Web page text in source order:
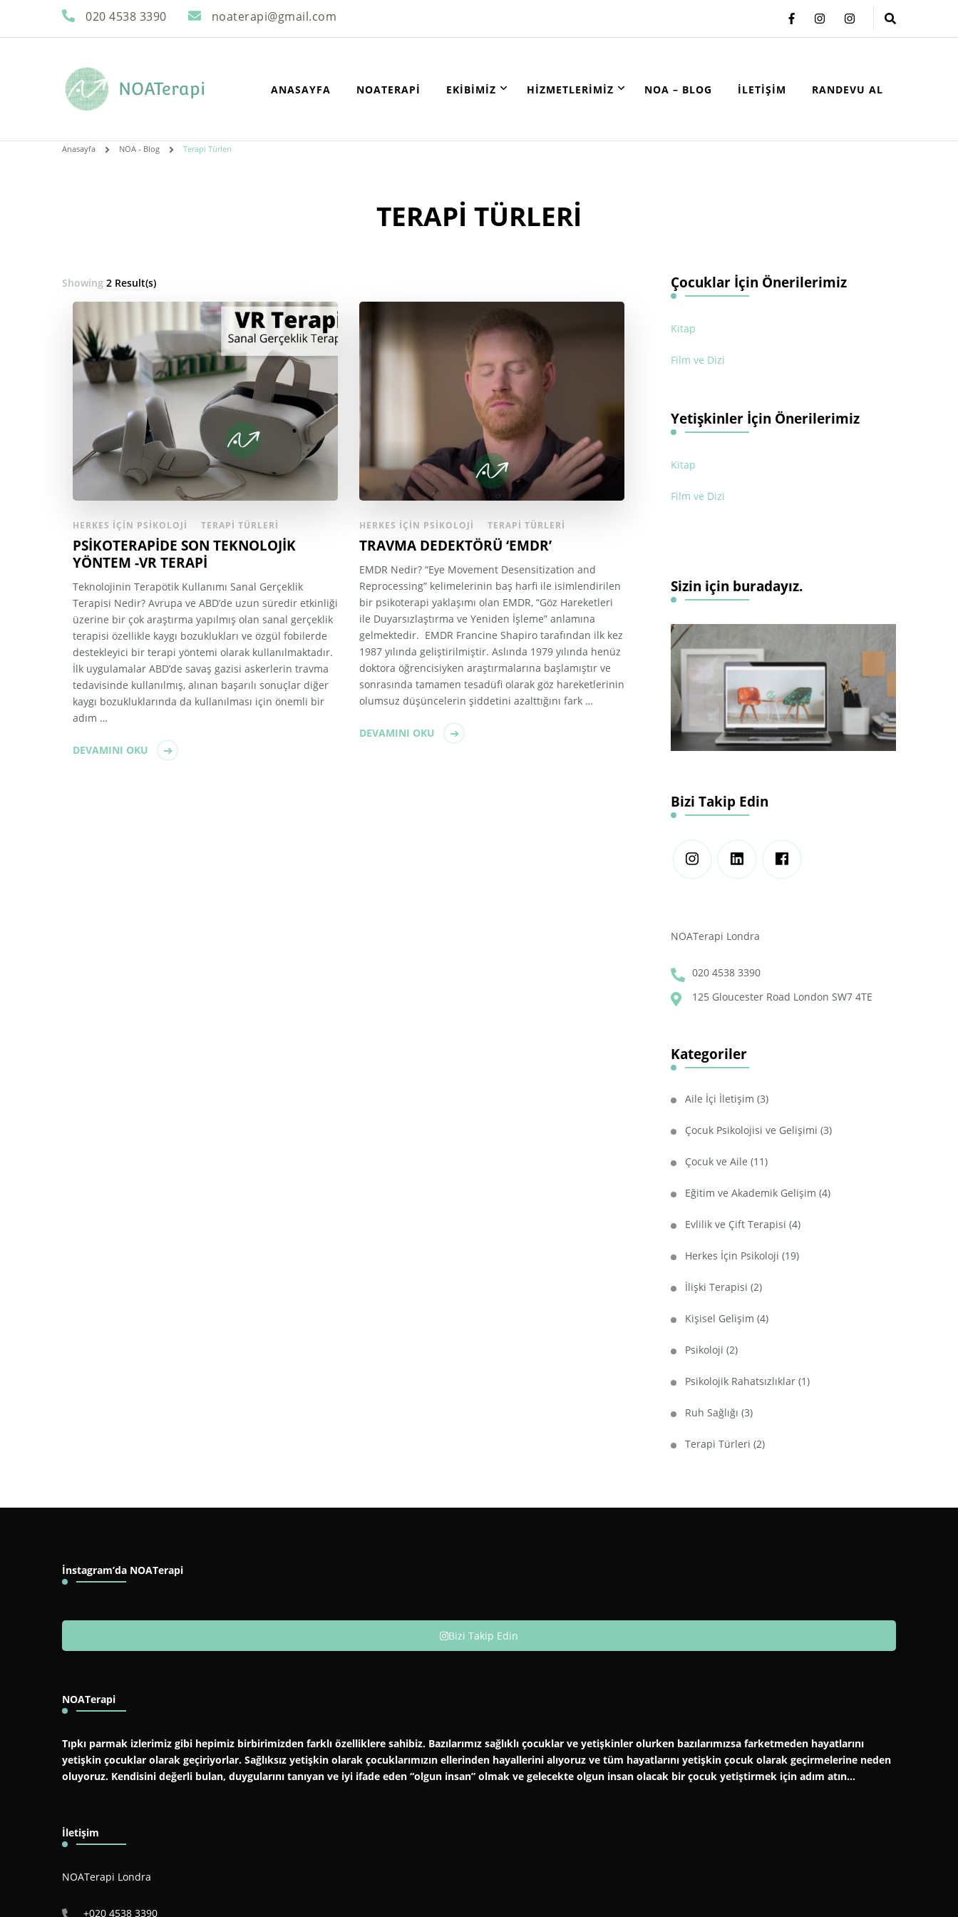
020 4538 3390 noaterapi@gmail.com
NOATerapi ANASAYFA NOATERAPI EKIBIMIZ HIZMETLERIMIZ NOA – BLOG İLETIŞIM RANDEVU AL
Anasayfa NOA - Blog Terapi Türleri
TERAPI TÜRLERI
Showing 2 Result(s)
HERKES İÇIN PSIKOLOJI TERAPI TÜRLERI
PSİKOTERAPİDE SON TEKNOLOJİK
YÖNTEM -VR TERAPİ
Teknolojinin Terapötik Kullanımı Sanal Gerçeklik
Terapisi Nedir? Avrupa ve ABD’de uzun süredir etkinliği
üzerine bir çok araştırma yapılmış olan sanal gerçeklik
terapisi özellikle kaygı bozuklukları ve özgül fobilerde
destekleyici bir terapi yöntemi olarak kullanılmaktadır.
İlk uygulamalar ABD’de savaş gazisi askerlerin travma
tedavisinde kullanılmış, alınan başarılı sonuçlar diğer
kaygı bozukluklarında da kullanılması için önemli bir
adım …
DEVAMINI OKU
HERKES İÇIN PSIKOLOJI TERAPI TÜRLERI
TRAVMA DEDEKTÖRÜ ‘EMDR’
EMDR Nedir? “Eye Movement Desensitization and
Reprocessing” kelimelerinin baş harfi ile isimlendirilen
bir psikoterapi yaklaşımı olan EMDR, “Göz Hareketleri
ile Duyarsızlaştırma ve Yeniden İşleme” anlamına
gelmektedir. EMDR Francine Shapiro tarafından ilk kez
1987 yılında geliştirilmiştir. Aslında 1979 yılında henüz
doktora öğrencisiyken araştırmalarına başlamıştır ve
sonrasında tamamen tesadüfi olarak göz hareketlerinin
olumsuz düşüncelerin şiddetini azalttığını fark …
DEVAMINI OKU
Çocuklar İçin Önerilerimiz
Kitap
Film ve Dizi
Yetişkinler İçin Önerilerimiz
Kitap
Film ve Dizi
Sizin için buradayız.
Bizi Takip Edin
NOATerapi Londra
020 4538 3390
125 Gloucester Road London SW7 4TE
Kategoriler
Aile İçi İletişim (3)
Çocuk Psikolojisi ve Gelişimi (3)
Çocuk ve Aile (11)
Eğitim ve Akademik Gelişim (4)
Evlilik ve Çift Terapisi (4)
Herkes İçin Psikoloji (19)
İlişki Terapisi (2)
Kişisel Gelişim (4)
Psikoloji (2)
Psikolojik Rahatsızlıklar (1)
Ruh Sağlığı (3)
Terapi Türleri (2)
İnstagram’da NOATerapi
Bizi Takip Edin
NOATerapi
Tıpkı parmak izlerimiz gibi hepimiz birbirimizden farklı özelliklere sahibiz. Bazılarımız sağlıklı çocuklar ve yetişkinler olurken bazılarımızsa farketmeden hayatlarını
yetişkin çocuklar olarak geçiriyorlar. Sağlıksız yetişkin olarak çocuklarımızın ellerinden hayallerini alıyoruz ve tüm hayatlarını yetişkin çocuk olarak geçirmelerine neden
oluyoruz. Kendisini değerli bulan, duygularını tanıyan ve iyi ifade eden “olgun insan” olmak ve gelecekte olgun insan olacak bir çocuk yetiştirmek için adım atın…
İletişim
NOATerapi Londra
+020 4538 3390